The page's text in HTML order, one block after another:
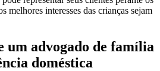
melhores interesses das crianças sejam
um advogado de família
doméstica